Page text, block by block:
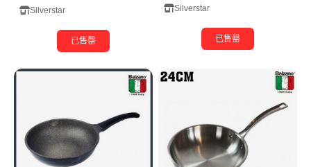
Silverstar
已售罄
Silverstar
已售罄